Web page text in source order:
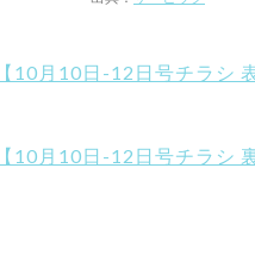
【10月10日-12日号チラシ
【10月10日-12日号チラシ